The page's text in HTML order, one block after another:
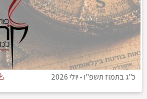
כ"ג בתמוז תשפ"ו-יולי 2026